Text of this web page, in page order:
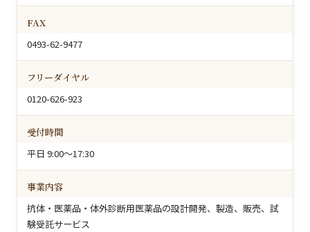
FAX
0493-62-9477
フリーダイヤル
0120-626-923
受付時間
平日 9:00〜17:30
事業内容
抗体・医薬品・体外診断用医薬品の設計開発、製造、販売、試
験受託サービス